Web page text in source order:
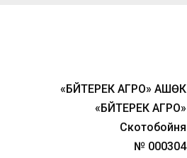
«БӘЙТЕРЕК АГРО» АШӨК
«БӘЙТЕРЕК АГРО»
Скотобойня
№ 000304